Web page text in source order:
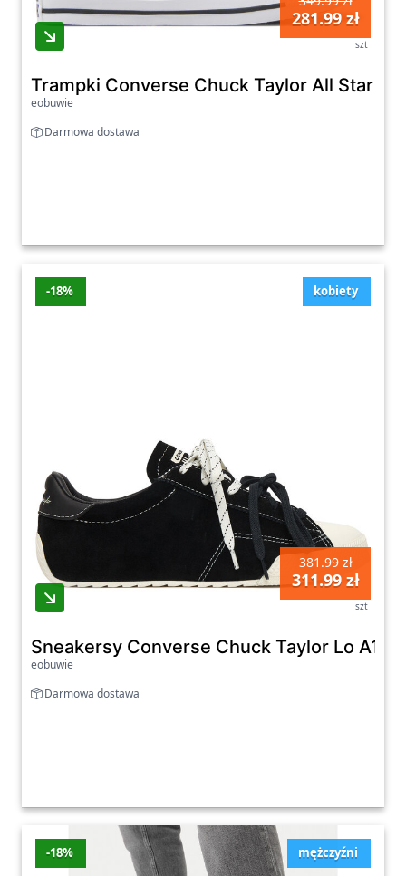
281.99 zł
szt
Trampki Converse Chuck Taylor All Star
eobuwie
Darmowa dostawa
kobiety
-18%
381.99 zł
311.99 zł
szt
Sneakersy Converse Chuck Taylor Lo
eobuwie
Darmowa dostawa
mężczyźni
-18%